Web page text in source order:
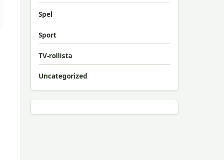
Spel
Sport
TV-rollista
Uncategorized